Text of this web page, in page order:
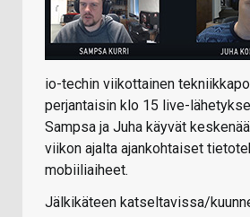
io-techin viikottainen
perjantaisin klo 15 live-
Sampsa ja Juha käyvät
viikon ajalta ajankohtaiset
mobiiliaiheet.
Jälkikäteen katseltavissa/